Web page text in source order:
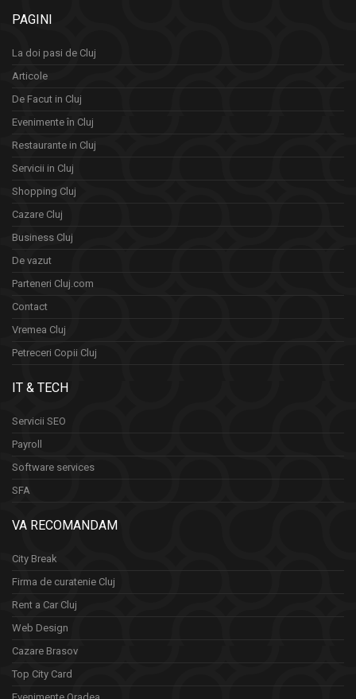
PAGINI
La doi pasi de Cluj
Articole
De Facut in Cluj
Evenimente în Cluj
Restaurante in Cluj
Servicii in Cluj
Shopping Cluj
Cazare Cluj
Business Cluj
De vazut
Parteneri Cluj.com
Contact
Vremea Cluj
Petreceri Copii Cluj
IT & TECH
Servicii SEO
Payroll
Software services
SFA
VA RECOMANDAM
City Break
Firma de curatenie Cluj
Rent a Car Cluj
Web Design
Cazare Brasov
Top City Card